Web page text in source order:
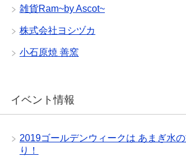
雑貨Ram~by Ascot~
株式会社ヨシヅカ
小石原焼 善窯
イベント情報
2019ゴールデンウィークは あまぎ水
り！